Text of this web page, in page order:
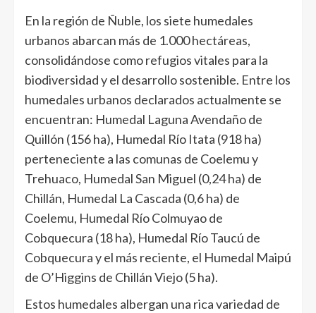
En la región de Ñuble, los siete humedales
urbanos abarcan más de 1.000 hectáreas,
consolidándose como refugios vitales para la
biodiversidad y el desarrollo sostenible. Entre los
humedales urbanos declarados actualmente se
encuentran: Humedal Laguna Avendaño de
Quillón (156 ha), Humedal Río Itata (918 ha)
perteneciente a las comunas de Coelemu y
Trehuaco, Humedal San Miguel (0,24 ha) de
Chillán, Humedal La Cascada (0,6 ha) de
Coelemu, Humedal Río Colmuyao de
Cobquecura (18 ha), Humedal Río Taucú de
Cobquecura y el más reciente, el Humedal Maipú
de O’Higgins de Chillán Viejo (5 ha).
Estos humedales albergan una rica variedad de